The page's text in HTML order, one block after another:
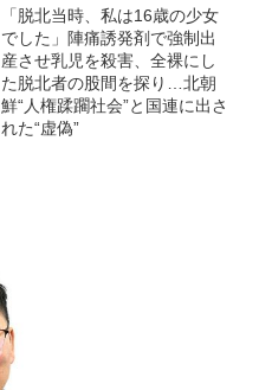
「脱北当時、私は16歳の少女
でした」陣痛誘発剤で強制出
産させ乳児を殺害、全裸にし
た脱北者の股間を探り…北朝
鮮“人権蹂躙社会”と国連に出さ
れた“虚偽”